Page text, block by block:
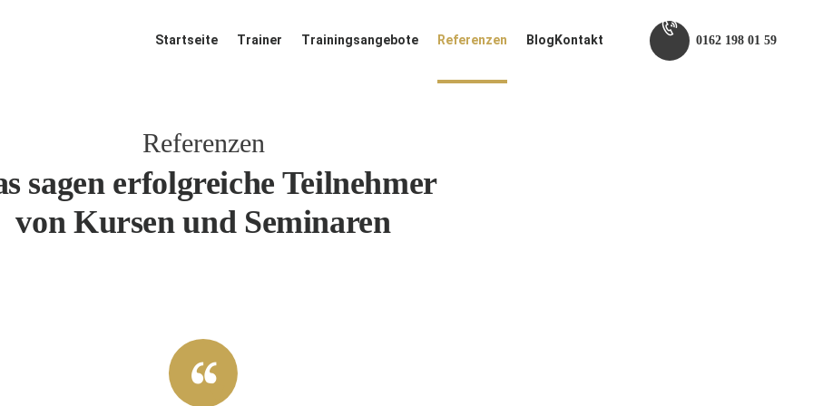
Startseite Trainer Trainingsangebote Referenzen Blog Kontakt 0162 198 01 59
Startseite
Trainingsangeb
ote
Referenzen
sagen erfolgreiche Teilnehmer
von Kursen und Seminaren